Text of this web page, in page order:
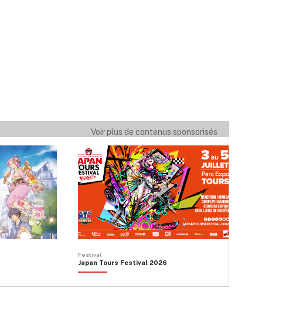
Voir plus de contenus sponsorisés
Festival
Japan Tours Festival 2026